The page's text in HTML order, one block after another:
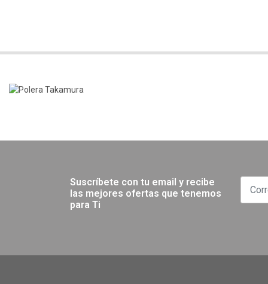
Suscríbete con tu email y recibe
las mejores ofertas que tenemos
para Ti